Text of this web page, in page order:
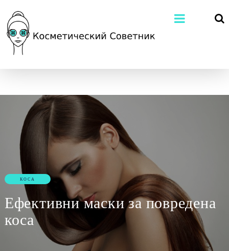
КОСА
Ефективни маски за повредена
коса